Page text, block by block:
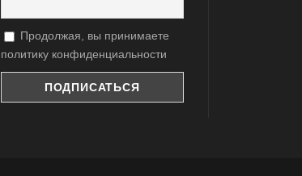
Продолжая, вы принимаете
политику конфиденциальности